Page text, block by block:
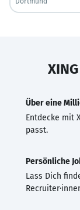
Über eine
Entdecke mit
passt.
Persönliche
Lass Dich